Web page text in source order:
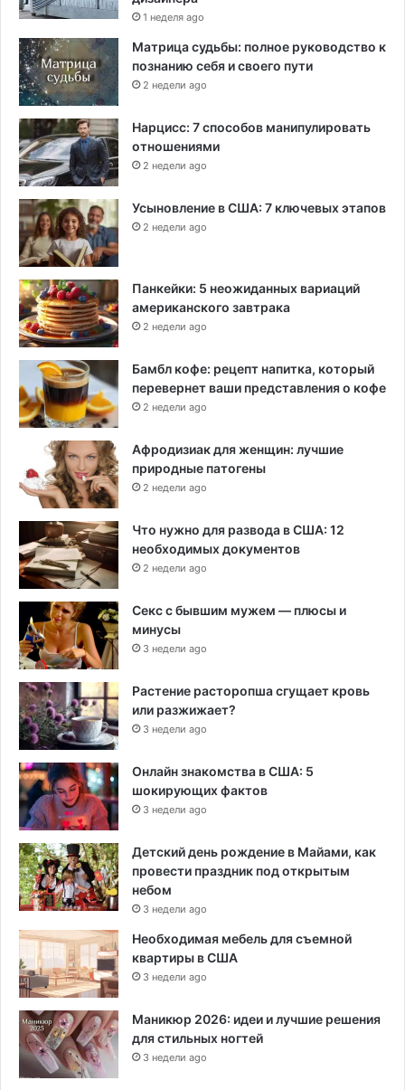
1 неделя ago
Матрица судьбы: полное руководство к
познанию себя и своего пути
2 недели ago
Нарцисс: 7 способов манипулировать
отношениями
2 недели ago
Усыновление в США: 7 ключевых этапов
2 недели ago
Панкейки: 5 неожиданных вариаций
американского завтрака
2 недели ago
Бамбл кофе: рецепт напитка, который
перевернет ваши представления о кофе
2 недели ago
Афродизиак для женщин: лучшие
природные патогены
2 недели ago
Что нужно для развода в США: 12
необходимых документов
2 недели ago
Секс с бывшим мужем — плюсы и
минусы
3 недели ago
Растение расторопша сгущает кровь
или разжижает?
3 недели ago
Онлайн знакомства в США: 5
шокирующих фактов
3 недели ago
Детский день рождение в Майами, как
провести праздник под открытым
небом
3 недели ago
Необходимая мебель для съемной
квартиры в США
3 недели ago
Маникюр 2026: идеи и лучшие решения
для стильных ногтей
3 недели ago